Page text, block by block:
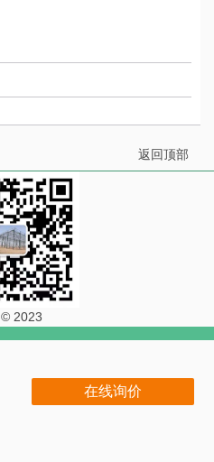
在线询价
返回顶部
2023